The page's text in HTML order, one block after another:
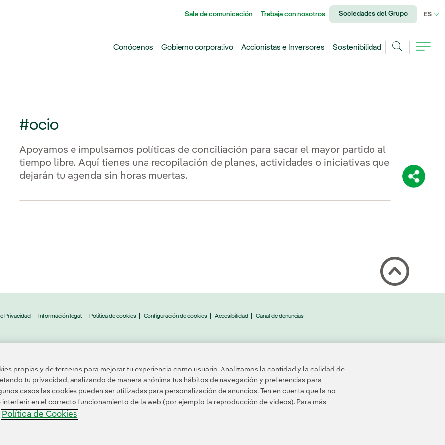
Sala de comunicación Trabaja con nosotros Sociedades del Grupo ES
Conócenos Gobierno corporativo Accionistas e Inversores
Sostenibilidad
#ocio
Apoyamos e impulsamos políticas de conciliación para sacar el mayor partido al
tiempo libre. Aquí tienes una recopilación de planes, actividades o iniciativas que
dejarán tu agenda sin horas muertas.
Privacidad Información legal Política de cookies Configuración de cookies Accesibilidad Canal de denuncias
propias y de terceros para mejorar tu experiencia como usuario. Analizamos la cantidad y la calidad de
tu privacidad, analizando de manera anónima tus hábitos de navegación y preferencias para
casos las cookies pueden ser utilizadas para personalización de anuncios. Ten en cuenta que la no
en el correcto funcionamiento de la web (por ejemplo la reproducción de videos). Para más
Política de Cookies